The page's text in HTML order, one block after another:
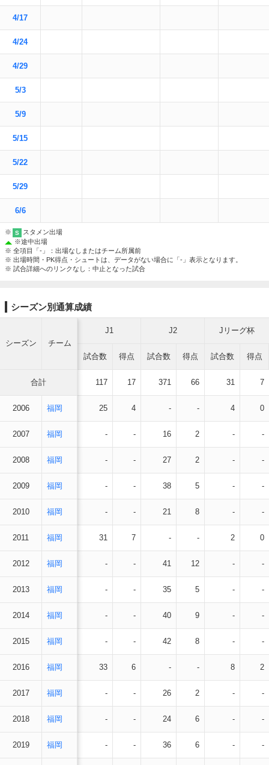
4/17
4/24
4/29
5/3
5/9
5/15
5/22
5/29
6/6
※ S
スタメン出場
※途中出場
※ 全項目「-」：出場なしまたはチーム所属前
※ 出場時間・PK得点・シュートは、データがない場合に「-」表示となります。
※ 試合詳細へのリンクなし：中止となった試合
シーズン別通算成績
シーズン チーム
J1 J2 Jリーグ杯
試合数 得点 試合数 得点 試合数 得点
合計 117 17 371 66 31 7
2006 福岡 25 4 - - 4 0
2007 福岡 - - 16 2 - -
2008 福岡 - - 27 2 - -
2009 福岡 - - 38 5 - -
2010 福岡 - - 21 8 - -
2011 福岡 31 7 - - 2 0
2012 福岡 - - 41 12 - -
2013 福岡 - - 35 5 - -
2014 福岡 - - 40 9 - -
2015 福岡 - - 42 8 - -
2016 福岡 33 6 - - 8 2
2017 福岡 - - 26 2 - -
2018 福岡 - - 24 6 - -
2019 福岡 - - 36 6 - -